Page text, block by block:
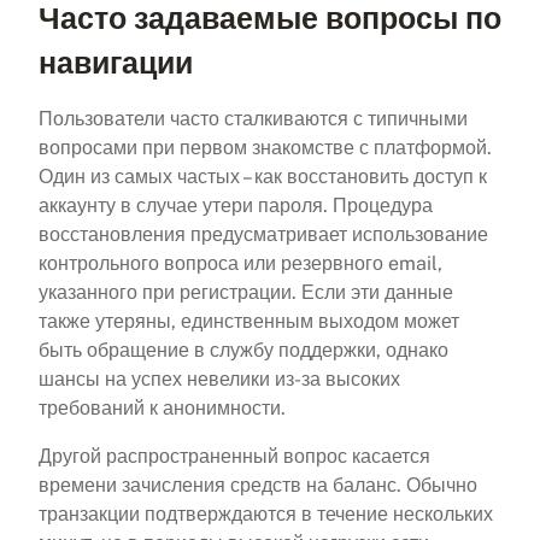
Часто задаваемые вопросы по
навигации
Пользователи часто сталкиваются с типичными
вопросами при первом знакомстве с платформой.
Один из самых частых – как восстановить доступ к
аккаунту в случае утери пароля. Процедура
восстановления предусматривает использование
контрольного вопроса или резервного email,
указанного при регистрации. Если эти данные
также утеряны, единственным выходом может
быть обращение в службу поддержки, однако
шансы на успех невелики из-за высоких
требований к анонимности.
Другой распространенный вопрос касается
времени зачисления средств на баланс. Обычно
транзакции подтверждаются в течение нескольких